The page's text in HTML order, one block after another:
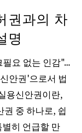
권과의 차
명
요 없는 인감"...
안권'으로서 법
용신안권이란,
중 하나로, 쉽
히 언급할 만